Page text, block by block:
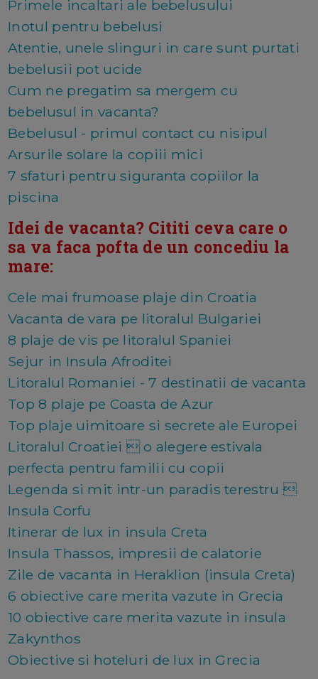
Primele incaltari ale bebelusului
Inotul pentru bebelusi
Atentie, unele slinguri in care sunt purtati
bebelusii pot ucide
Cum ne pregatim sa mergem cu
bebelusul in vacanta?
Bebelusul - primul contact cu nisipul
Arsurile solare la copiii mici
7 sfaturi pentru siguranta copiilor la
piscina
Idei de vacanta? Cititi ceva care o
sa va faca pofta de un concediu la
mare:
Cele mai frumoase plaje din Croatia
Vacanta de vara pe litoralul Bulgariei
8 plaje de vis pe litoralul Spaniei
Sejur in Insula Afroditei
Litoralul Romaniei - 7 destinatii de vacanta
Top 8 plaje pe Coasta de Azur
Top plaje uimitoare si secrete ale Europei
Litoralul Croatiei  o alegere estivala
perfecta pentru familii cu copii
Legenda si mit intr-un paradis terestru 
Insula Corfu
Itinerar de lux in insula Creta
Insula Thassos, impresii de calatorie
Zile de vacanta in Heraklion (insula Creta)
6 obiective care merita vazute in Grecia
10 obiective care merita vazute in insula
Zakynthos
Obiective si hoteluri de lux in Grecia